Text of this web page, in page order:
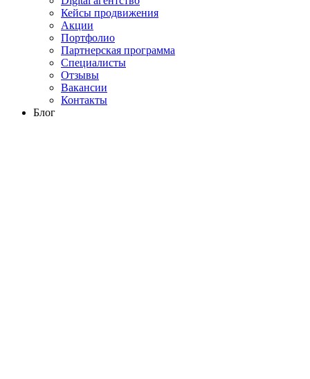
Кейсы продвижения
Акции
Портфолио
Партнерская программа
Специалисты
Отзывы
Вакансии
Контакты
Блог